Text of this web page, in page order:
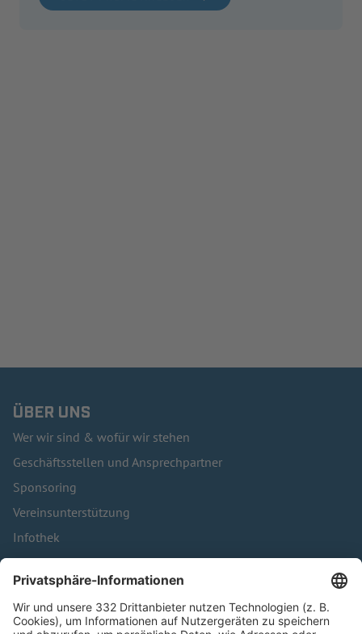
ÜBER UNS
Wer wir sind & wofür wir stehen
Geschäftsstellen und Ansprechpartner
Sponsoring
Vereinsunterstützung
Infothek
Kontakt
HÄUFIG BESUCHTE SEITEN